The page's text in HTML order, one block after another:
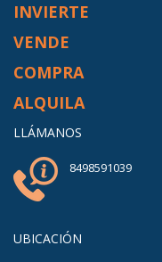
INVIERTE
VENDE
COMPRA
ALQUILA
LLÁMANOS
8498591039
UBICACIÓN